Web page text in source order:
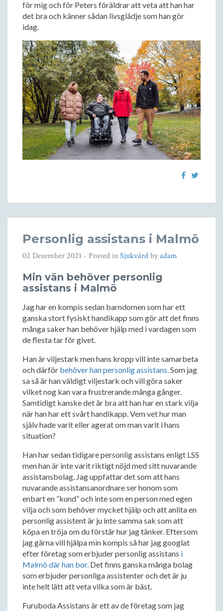
för mig och för Peters föräldrar att veta att han har
det bra och känner sådan livsglädje som han gör
idag.
Personlig assistans i Malmö
02 December 2021 - Posted inSjukvårdbyadam
Min vän behöver personlig
assistans i Malmö
Jag har en kompis sedan barndomen som har ett
ganska stort fysiskt handikapp som gör att det finns
många saker han behöver hjälp med i vardagen som
de flesta tar för givet.
Han är viljestark men hans kropp vill inte samarbeta
och därför behöver han personlig assistans.Som jag
sa så är han väldigt viljestark och vill göra saker
vilket nog kan vara frustrerande många gånger.
Samtidigt kanske det är bra att han har en stark vilja
när han har ett svårt handikapp. Vem vet hur man
själv hade varit eller agerat om man varit i hans
situation?
Han har sedan tidigare personlig assistans enligt LSS
men han är inte varit riktigt nöjd med sitt nuvarande
assistansbolag. Jag uppfattar det som att hans
nuvarande assistansanordnare ser honom som
enbart en ”kund” och inte som en person med egen
vilja och som behöver mycket hjälp och att anlita en
personlig assistent är ju inte samma sak som att
köpa en tröja om du förstår hur jag tänker. Eftersom
jag gärna vill hjälpa min kompis så har jag googlat
efter företag som erbjuder personlig assistans i
Malmö där han bor. Det finns ganska många bolag
som erbjuder personliga assistenter och det är ju
inte helt lätt att veta vilka som är bäst.
Furuboda Assistans är ett av de företag som jag